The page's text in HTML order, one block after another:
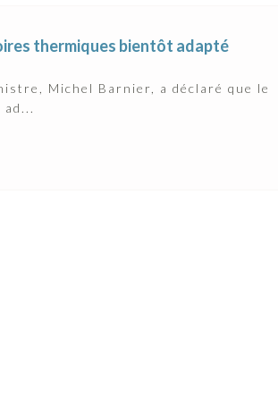
thermiques bientôt adapté
Michel Barnier, a déclaré que le